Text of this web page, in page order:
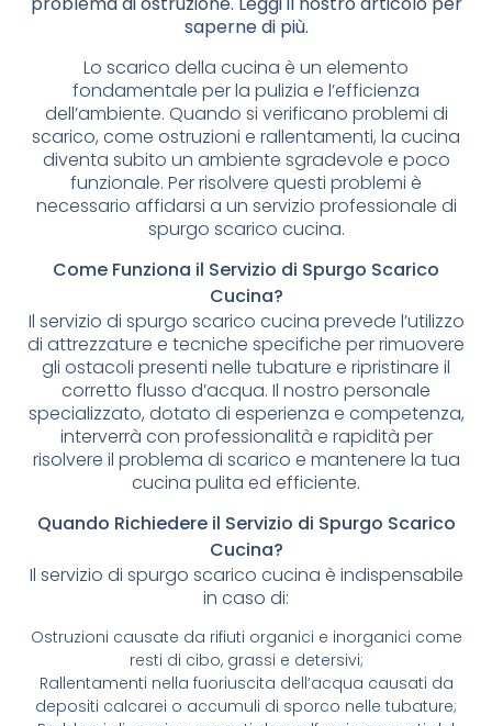
saperne di più.
Lo scarico della cucina è un elemento
fondamentale per la pulizia e l’efficienza
dell’ambiente. Quando si verificano problemi di
scarico, come ostruzioni e rallentamenti, la cucina
diventa subito un ambiente sgradevole e poco
funzionale. Per risolvere questi problemi è
necessario affidarsi a un servizio professionale di
spurgo scarico cucina.
Come Funziona il Servizio di Spurgo Scarico
Cucina?
Il servizio di spurgo scarico cucina prevede l’utilizzo
di attrezzature e tecniche specifiche per rimuovere
gli ostacoli presenti nelle tubature e ripristinare il
corretto flusso d’acqua. Il nostro personale
specializzato, dotato di esperienza e competenza,
interverrà con professionalità e rapidità per
risolvere il problema di scarico e mantenere la tua
cucina pulita ed efficiente.
Quando Richiedere il Servizio di Spurgo Scarico
Cucina?
Il servizio di spurgo scarico cucina è indispensabile
in caso di:
Ostruzioni causate da rifiuti organici e inorganici come
resti di cibo, grassi e detersivi;
Rallentamenti nella fuoriuscita dell’acqua causati da
depositi calcarei o accumuli di sporco nelle tubature;